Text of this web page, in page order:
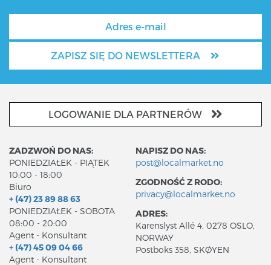
ZAPISZ SIĘ DO NEWSLETTERA
LOGOWANIE DLA PARTNERÓW
ZADZWOŃ DO NAS:
PONIEDZIAŁEK - PIĄTEK
10:00 - 18:00
Biuro
+ (47) 23 89 88 63
PONIEDZIAŁEK - SOBOTA
08:00 - 20:00
Agent - Konsultant
+ (47) 45 09 04 66
Agent - Konsultant
NAPISZ DO NAS:
post@localmarket.no
ZGODNOŚĆ Z RODO:
privacy@localmarket.no
ADRES:
Karenslyst Allé 4, 0278 OSLO,
NORWAY
Postboks 358, SKØYEN